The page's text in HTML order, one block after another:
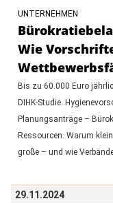
UNTERNEHMEN
Wie
Bis zu 60.000 Euro
DIHK-Studie.
Planungsanträge –
Ressourcen. Warum
große – und wie
29.11.2024